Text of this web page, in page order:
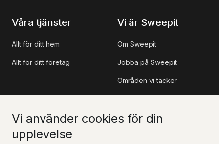
Vi använder cookies för din
upplevelse
Våra tjänster
Allt för ditt hem
Allt för ditt företag
Vi är Sweepit
Om Sweepit
Jobba på Sweepit
Områden vi täcker
Information Kontakt